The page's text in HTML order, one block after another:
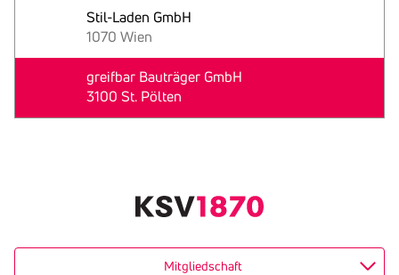
Stil-Laden GmbH
1070 Wien
greifbar Bauträger GmbH
3100 St. Pölten
Mitgliedschaft